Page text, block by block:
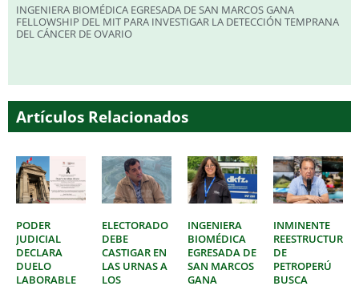
INGENIERA BIOMÉDICA EGRESADA DE SAN MARCOS GANA
FELLOWSHIP DEL MIT PARA INVESTIGAR LA DETECCIÓN TEMPRANA
DEL CÁNCER DE OVARIO
Artículos Relacionados
PODER
JUDICIAL
DECLARA
DUELO
LABORABLE
ELECTORADO
DEBE
CASTIGAR EN
LAS URNAS A
LOS
INGENIERA
BIOMÉDICA
EGRESADA DE
SAN MARCOS
GANA
INMINENTE
DE
PETROPERÚ
BUSCA